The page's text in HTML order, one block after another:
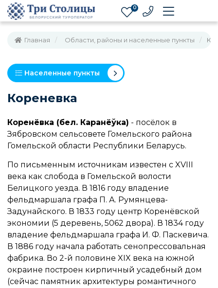
0
Главная Области, районы и населенные пункты
Населенные пункты
Кореневка
Коренёвка (бел. Каранёўка) - посёлок в
Зябровском сельсовете Гомельского района
Гомельской области Республики Беларусь.
По письменным источникам известен с XVIII
века как слобода в Гомельской волости
Белицкого уезда. В 1816 году владение
фельдмаршала графа П. А. Румянцева-
Задунайского. В 1833 году центр Коренёвской
экономии (5 деревень, 5062 двора). В 1834 году
владение фельдмаршала графа И. Ф. Паскевича.
В 1886 году начала работать сенопрессовальная
фабрика. Во 2-й половине XIX века на южной
окраине построен кирпичный усадебный дом
(сейчас памятник архитектуры романтичного